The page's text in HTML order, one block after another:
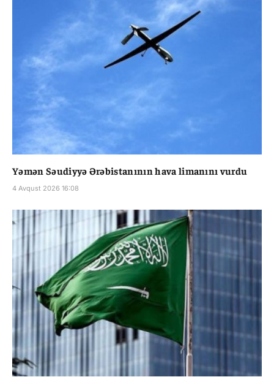
Yəmən Səudiyyə Ərəbistanının hava limanını vurdu
4 Avqust 2026 16:08